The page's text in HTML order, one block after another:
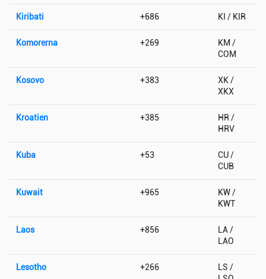
Kiribati +686 KI / KIR
Komorerna +269
KM /
COM
Kosovo +383
XK /
XKX
Kroatien +385
HR /
HRV
Kuba +53
CU /
CUB
Kuwait +965
KW /
KWT
Laos +856
LA /
LAO
Lesotho +266
LS /